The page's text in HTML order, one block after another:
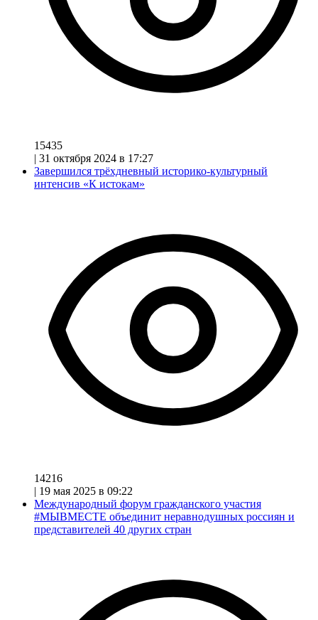
15435
| 31 октября 2024 в 17:27
Завершился трёхдневный историко-культурный
интенсив «К истокам»
14216
| 19 мая 2025 в 09:22
Международный форум гражданского участия
#МЫВМЕСТЕ объединит неравнодушных россиян и
представителей 40 других стран